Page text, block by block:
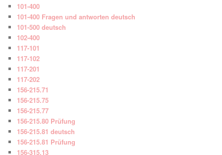
101-400
101-400 Fragen und antworten deutsch
101-500 deutsch
102-400
117-101
117-102
117-201
117-202
156-215.71
156-215.75
156-215.77
156-215.80 Prüfung
156-215.81 deutsch
156-215.81 Prüfung
156-315.13